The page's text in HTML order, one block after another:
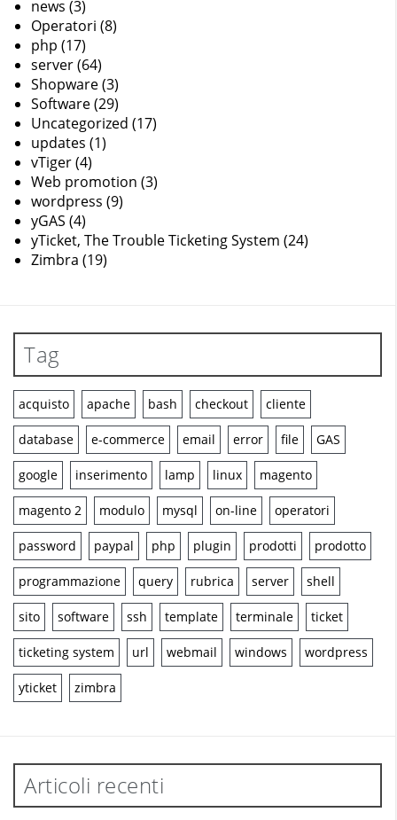
news (3)
Operatori (8)
php (17)
server(64)
Shopware(3)
Software(29)
Uncategorized (17)
updates (1)
vTiger(4)
Web promotion (3)
wordpress (9)
yGAS (4)
yTicket, The Trouble Ticketing System (24)
Zimbra (19)
Tag
acquisto apache bash checkout cliente
database e-commerce email error file GAS
google inserimento lamp linux magento
magento 2 modulo mysql on-line operatori
password paypal php plugin prodotti prodotto
programmazione query rubrica server shell
sito software ssh template terminale ticket
ticketing system url webmail windows wordpress
yticket zimbra
Articoli recenti